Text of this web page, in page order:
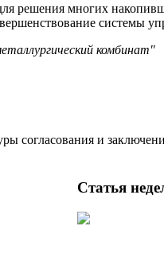
решения многих
системы
комбинат"
согласования и
Статья